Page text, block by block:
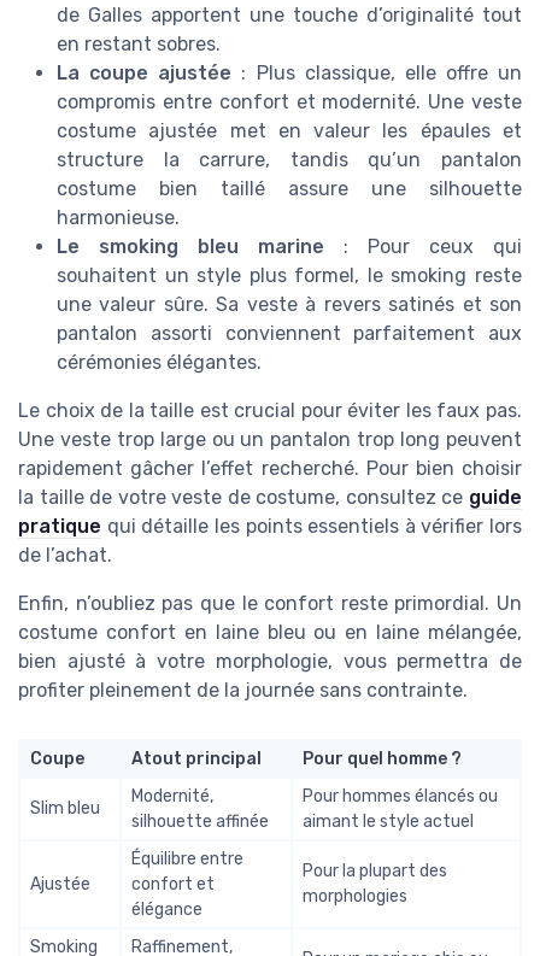
de Galles apportent une touche d’originalité tout
en restant sobres.
La coupe ajustée : Plus classique, elle offre un
compromis entre confort et modernité. Une veste
costume ajustée met en valeur les épaules et
structure la carrure, tandis qu’un pantalon
costume bien taillé assure une silhouette
harmonieuse.
Le smoking bleu marine : Pour ceux qui
souhaitent un style plus formel, le smoking reste
une valeur sûre. Sa veste à revers satinés et son
pantalon assorti conviennent parfaitement aux
cérémonies élégantes.
Le choix de la taille est crucial pour éviter les faux pas.
Une veste trop large ou un pantalon trop long peuvent
rapidement gâcher l’effet recherché. Pour bien choisir
la taille de votre veste de costume, consultez ce guide
pratique qui détaille les points essentiels à vérifier lors
de l’achat.
Enfin, n’oubliez pas que le confort reste primordial. Un
costume confort en laine bleu ou en laine mélangée,
bien ajusté à votre morphologie, vous permettra de
profiter pleinement de la journée sans contrainte.
Coupe Atout principal Pour quel homme ?
Slim bleu
Modernité,
silhouette affinée
Pour hommes élancés ou
aimant le style actuel
Ajustée
Équilibre entre
confort et
élégance
Pour la plupart des
morphologies
Smoking
Raffinement,